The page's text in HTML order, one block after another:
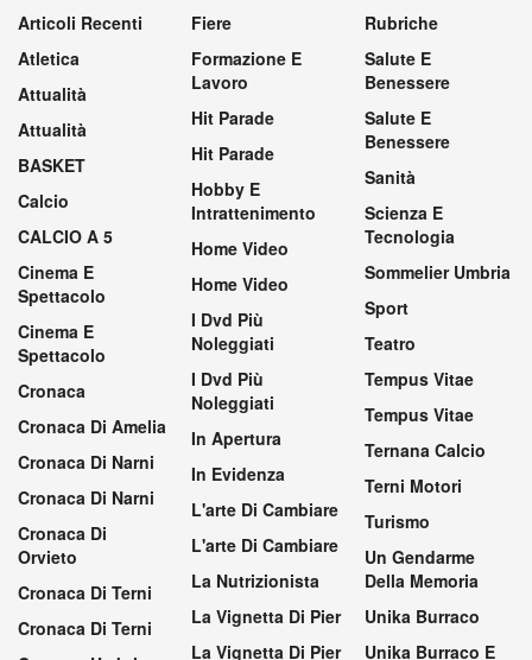
Articoli Recenti
Atletica
Attualità
Attualità
BASKET
Calcio
CALCIO A 5
Cinema E
Spettacolo
Cinema E
Spettacolo
Cronaca
Cronaca Di Amelia
Cronaca Di Narni
Cronaca Di Narni
Cronaca Di
Orvieto
Cronaca Di Terni
Cronaca Di Terni
Fiere
Formazione E
Lavoro
Hit Parade
Hit Parade
Hobby E
Intrattenimento
Home Video
Home Video
I Dvd Più
Noleggiati
I Dvd Più
Noleggiati
In Apertura
In Evidenza
L'arte Di Cambiare
L'arte Di Cambiare
La Nutrizionista
La Vignetta Di Pier
La Vignetta Di Pier
Rubriche
Salute E
Benessere
Salute E
Benessere
Sanità
Scienza E
Tecnologia
Sommelier Umbria
Sport
Teatro
Tempus Vitae
Tempus Vitae
Ternana Calcio
Terni Motori
Turismo
Un Gendarme
Della Memoria
Unika Burraco
Unika Burraco E